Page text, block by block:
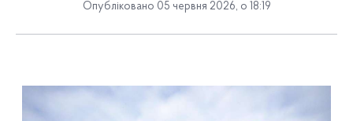
Опубліковано 05 червня 2026, о 18:19